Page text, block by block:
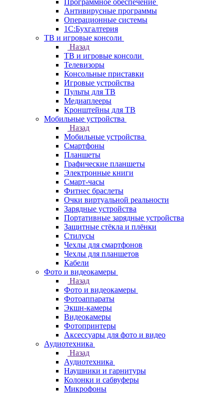
Программное обеспечение
Антивирусные программы
Операционные системы
1С:Бухгалтерия
ТВ и игровые консоли
Назад
ТВ и игровые консоли
Телевизоры
Консольные приставки
Игровые устройства
Пульты для ТВ
Медиаплееры
Кронштейны для ТВ
Мобильные устройства
Назад
Мобильные устройства
Смартфоны
Планшеты
Графические планшеты
Электронные книги
Смарт-часы
Фитнес браслеты
Очки виртуальной реальности
Зарядные устройства
Портативные зарядные устройства
Защитные стёкла и плёнки
Стилусы
Чехлы для смартфонов
Чехлы для планшетов
Кабели
Фото и видеокамеры
Назад
Фото и видеокамеры
Фотоаппараты
Экшн-камеры
Видеокамеры
Фотопринтеры
Аксессуары для фото и видео
Аудиотехника
Назад
Аудиотехника
Наушники и гарнитуры
Колонки и сабвуферы
Микрофоны